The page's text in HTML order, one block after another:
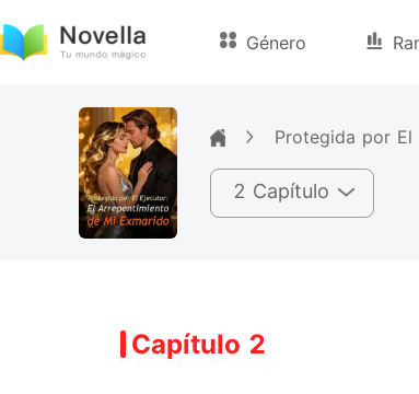
Género
Protegida por El
2 Capítulo
Capítulo 2